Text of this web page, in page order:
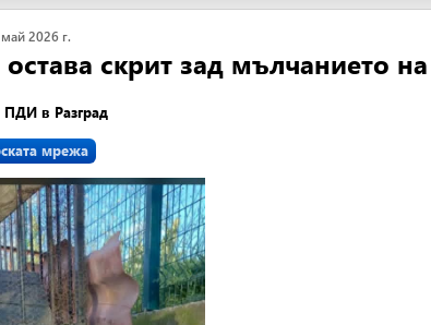
2026 г.
скрит зад мълчанието
ПДИ в Разград
мрежа